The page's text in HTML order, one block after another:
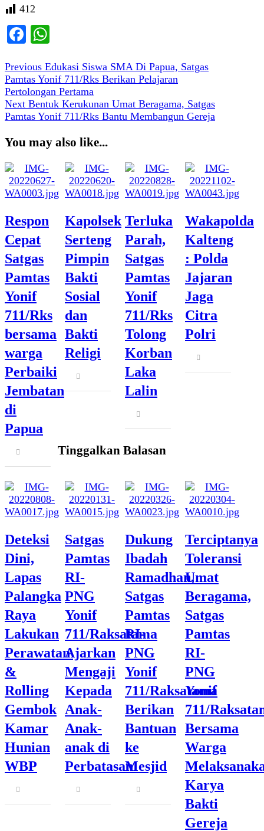
412
Facebook
Navigasi
pos
Previous Previous
post:
Edukasi Siswa SMA Di Papua, Satgas
Pamtas Yonif 711/Rks Berikan Pelajaran
Pertolongan Pertama
Next Next
post:
Bentuk Kerukunan Umat Beragama, Satgas
Pamtas Yonif 711/Rks Bantu Membangun Gereja
You may also like...
Respon
Cepat
Satgas
Pamtas
Yonif
711/Rks
bersama
warga
Perbaiki
Jembatan
di
Papua
Share
Kapolsek
Serteng
Pimpin
Bakti
Sosial
dan
Bakti
Religi
Share
Terluka
Parah,
Satgas
Pamtas
Yonif
711/Rks
Tolong
Korban
Laka
Lalin
Share
Wakapolda
Kalteng
: Polda
Jajaran
Jaga
Citra
Polri
Share
Deteksi
Dini,
Lapas
Palangka
Raya
Lakukan
Perawatan
&
Rolling
Gembok
Kamar
Hunian
WBP
Share
Satgas
Pamtas
RI-
PNG
Yonif
711/Raksatama
Ajarkan
Mengaji
Kepada
Anak-
Anak-
anak di
Perbatasan
Share
Dukung
Ibadah
Ramadhan,
Satgas
Pamtas
RI-
PNG
Yonif
711/Raksatama
Berikan
Bantuan
ke
Mesjid
Share
Terciptanya
Toleransi
Umat
Beragama,
Satgas
Pamtas
RI-
PNG
Yonif
711/
Bersama
Warga
Karya
Bakti
Gereja
Tinggalkan Balasan